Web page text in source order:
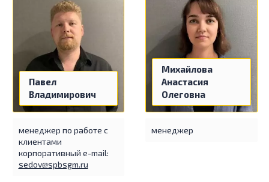
Павел
Владимирович
менеджер по работе с
клиентами
корпоративный e-mail:
sedov@spbsgm.ru
Михайлова
Анастасия
Олеговна
менеджер